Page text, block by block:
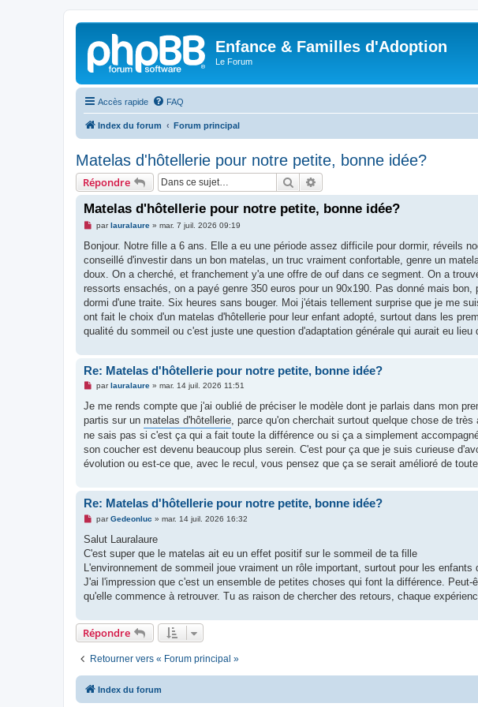
Enfance & Familles d'Adoption
Le Forum
Accès rapide FAQ
Index du forum Forum principal
Matelas d'hôtellerie pour notre petite, bonne idée?
Répondre Rechercher
Matelas d'hôtellerie pour notre petite, bonne idée?
M
s
a
g
n
o
l
u
parlauralaure» mar. 7 juil. 2026 09:19
Bonjour. Notre fille a 6 ans. Elle a eu une période assez difficile pour dormir, réveils
conseillé d'investir dans un bon matelas, un truc vraiment confortable, genre un
doux. On a cherché, et franchement y'a une offre de ouf dans ce segment. On a
ressorts ensachés, on a payé genre 350 euros pour un 90x190. Pas donné mais
dormi d'une traite. Six heures sans bouger. Moi j'étais tellement surprise que je me
ont fait le choix d'un matelas d'hôtellerie pour leur enfant adopté, surtout dans les
qualité du sommeil ou c'est juste une question d'adaptation générale qui aurait eu lieu
Re: Matelas d'hôtellerie pour notre petite, bonne idée?
M
s
a
g
e
n
o
n
parlauralaure» mar. 14 juil. 2026 11:51
Je me rends compte que j'ai oublié de préciser le modèle dont je parlais dans mon
partis sur un matelas d'hôtellerie, parce qu'on cherchait surtout quelque chose de
ne sais pas si c'est ça qui a fait toute la différence ou si ça a simplement
son coucher est devenu beaucoup plus serein. C'est pour ça que je suis curieuse
évolution ou est-ce que, avec le recul, vous pensez que ça se serait amélioré de
Re: Matelas d'hôtellerie pour notre petite, bonne idée?
M
s
a
g
n
o
u
parGedeonluc » mar. 14 juil. 2026 16:32
Salut Lauralaure
C'est super que le matelas ait eu un effet positif sur le sommeil de ta fille
L'environnement de sommeil joue vraiment un rôle important, surtout pour les
J'ai l'impression que c'est un ensemble de petites choses qui font la différence.
qu'elle commence à retrouver. Tu as raison de chercher des retours, chaque
Répondre
Retourner vers « Forum principal »
Index du forum